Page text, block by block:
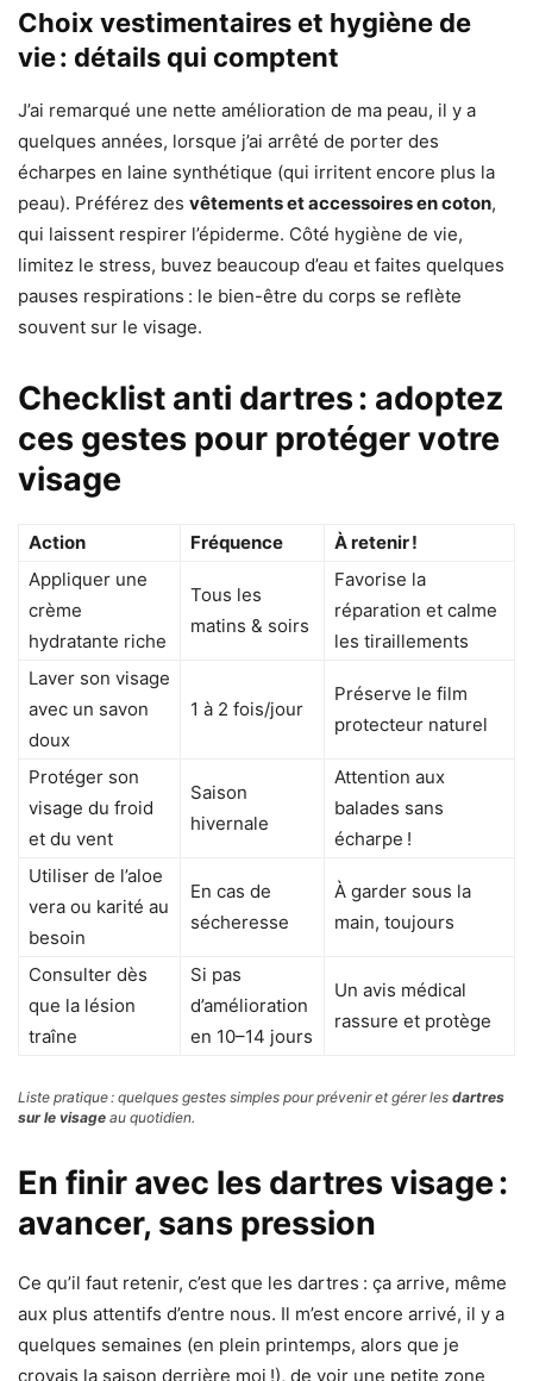
Choix vestimentaires et hygiène de
vie : détails qui comptent
J’ai remarqué une nette amélioration de ma peau, il y a
quelques années, lorsque j’ai arrêté de porter des
écharpes en laine synthétique (qui irritent encore plus la
peau). Préférez des vêtements et accessoires en coton,
qui laissent respirer l’épiderme. Côté hygiène de vie,
limitez le stress, buvez beaucoup d’eau et faites quelques
pauses respirations : le bien-être du corps se reflète
souvent sur le visage.
Checklist anti dartres : adoptez
ces gestes pour protéger votre
visage
Action Fréquence
À retenir !
Appliquer une
crème
hydratante riche
Tous les
matins & soirs
Favorise la
réparation et calme
les tiraillements
Laver son visage
avec un savon
doux
1 à 2 fois/jour
Préserve le film
protecteur naturel
Protéger son
visage du froid
et du vent
Saison
hivernale
Attention aux
balades sans
écharpe !
Utiliser de l’aloe
vera ou karité au
besoin
En cas de
sécheresse
À garder sous la
main, toujours
Consulter dès
que la lésion
traîne
Si pas
d’amélioration
en 10–14 jours
Un avis médical
rassure et protège
Liste pratique : quelques gestes simples pour prévenir et gérer les dartres
sur le visage au quotidien.
En finir avec les dartres visage :
avancer, sans pression
Ce qu’il faut retenir, c’est que les dartres : ça arrive, même
aux plus attentifs d’entre nous. Il m’est encore arrivé, il y a
quelques semaines (en plein printemps, alors que je
croyais la saison derrière moi !), de voir une petite zone